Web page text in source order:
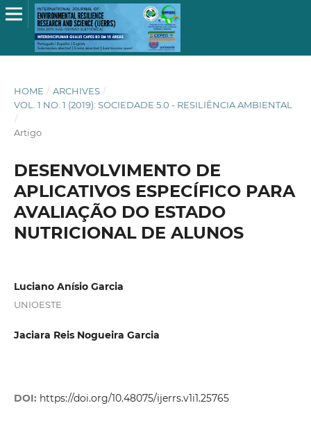
HOME / ARCHIVES /
VOL. 1 NO. 1 (2019): SOCIEDADE 5.0 - RESILIÊNCIA AMBIENTAL
/
Artigo
DESENVOLVIMENTO DE
APLICATIVOS ESPECÍFICO PARA
AVALIAÇÃO DO ESTADO
NUTRICIONAL DE ALUNOS
Luciano Anísio Garcia
UNIOESTE
Jaciara Reis Nogueira Garcia
DOI: https://doi.org/10.48075/ijerrs.v1i1.25765